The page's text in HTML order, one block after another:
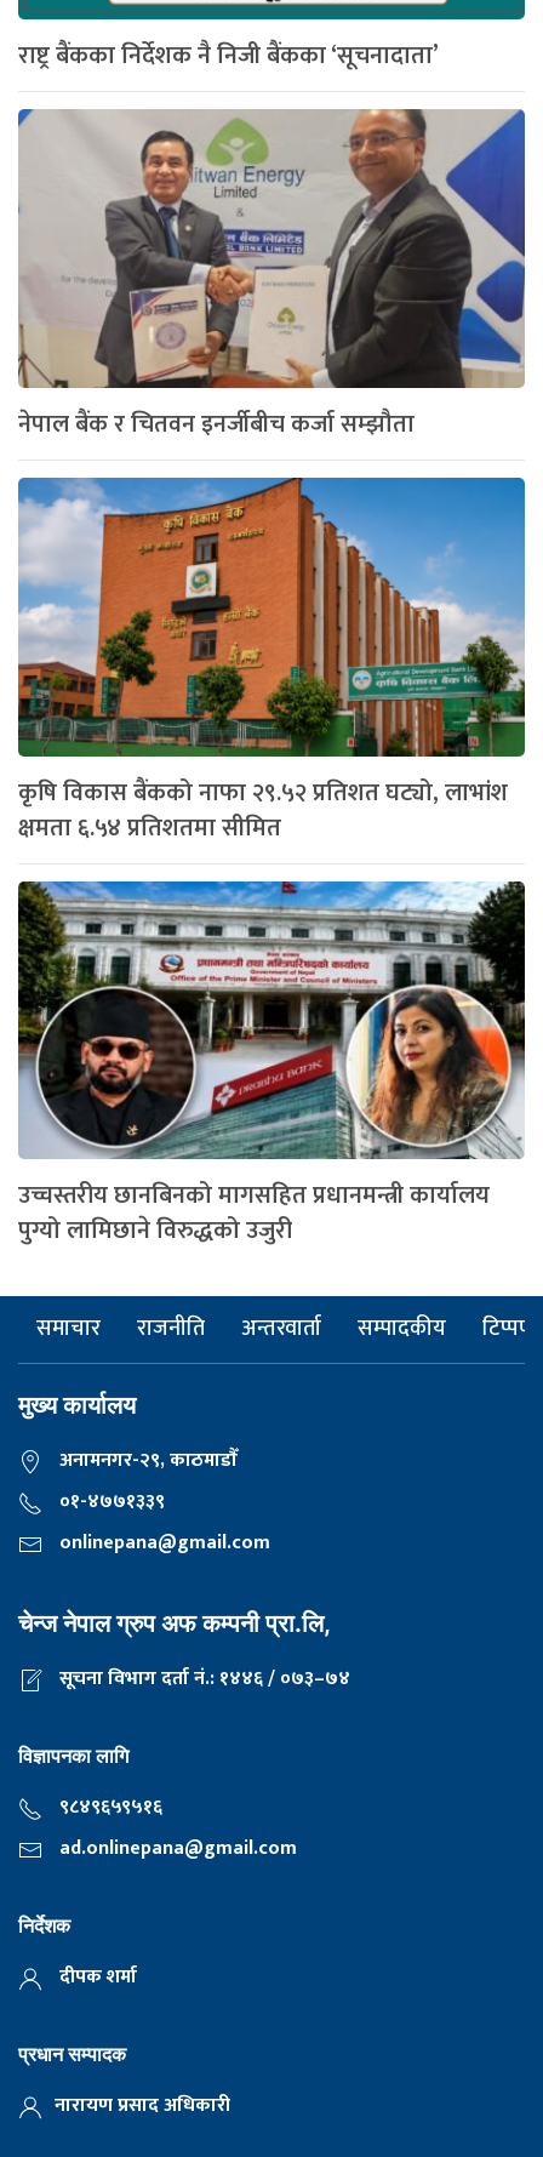
राष्ट्र बैंकका निर्देशक नै निजी बैंकका ‘सूचनादाता’
नेपाल बैंक र चितवन इनर्जीबीच कर्जा सम्झौता
कृषि विकास बैंकको नाफा २९.५२ प्रतिशत घट्यो, लाभांश
क्षमता ६.५४ प्रतिशतमा सीमित
उच्चस्तरीय छानबिनको मागसहित प्रधानमन्त्री कार्यालय
पुग्यो लामिछाने विरुद्धको उजुरी
समाचार राजनीति अन्तरवार्ता सम्पादकीय टिप्पणी
मुख्य कार्यालय
अनामनगर-२९, काठमाडाैँ
०१-४७७१३३९
onlinepana@gmail.com
चेन्ज नेपाल ग्रुप अफ कम्पनी प्रा.लि,
सूचना विभाग दर्ता नं.: १४४६ / ०७३–७४
विज्ञापनका लागि
९८४९६५९५१६
ad.onlinepana@gmail.com
निर्देशक
दीपक शर्मा
प्रधान सम्पादक
नारायण प्रसाद अधिकारी